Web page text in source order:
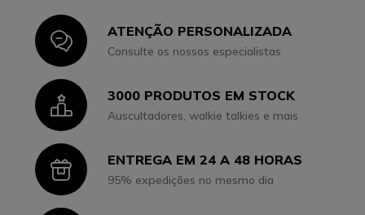
IconATENÇÃO PERSONALIZADA
Consulte os nossos especialistas
Icon3000 PRODUTOS EM STOCK
Auscultadores, walkie talkies e mais
IconENTREGA EM 24 A 48 HORAS
95% expedições no mesmo dia